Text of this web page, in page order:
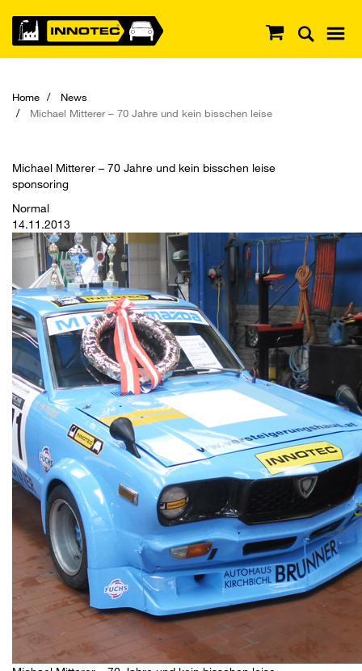
Home
News
Michael Mitterer – 70 Jahre und kein bisschen leise
Michael Mitterer – 70 Jahre und kein bisschen leise
sponsoring
Normal
14.11.2013